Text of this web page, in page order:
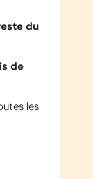
du
de
les